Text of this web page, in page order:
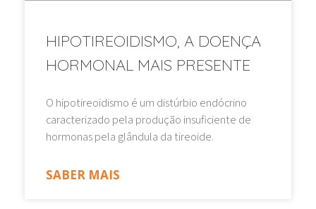
HIPOTIREOIDISMO, A DOENÇA
HORMONAL MAIS PRESENTE
O hipotireoidismo é um distúrbio endócrino
caracterizado pela produção insuficiente de
hormonas pela glândula da tireoide.
SABER MAIS